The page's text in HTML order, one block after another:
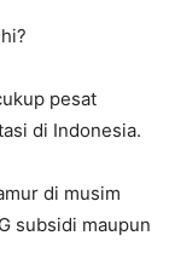
pesat
di Indonesia.
di musim
subsidi maupun